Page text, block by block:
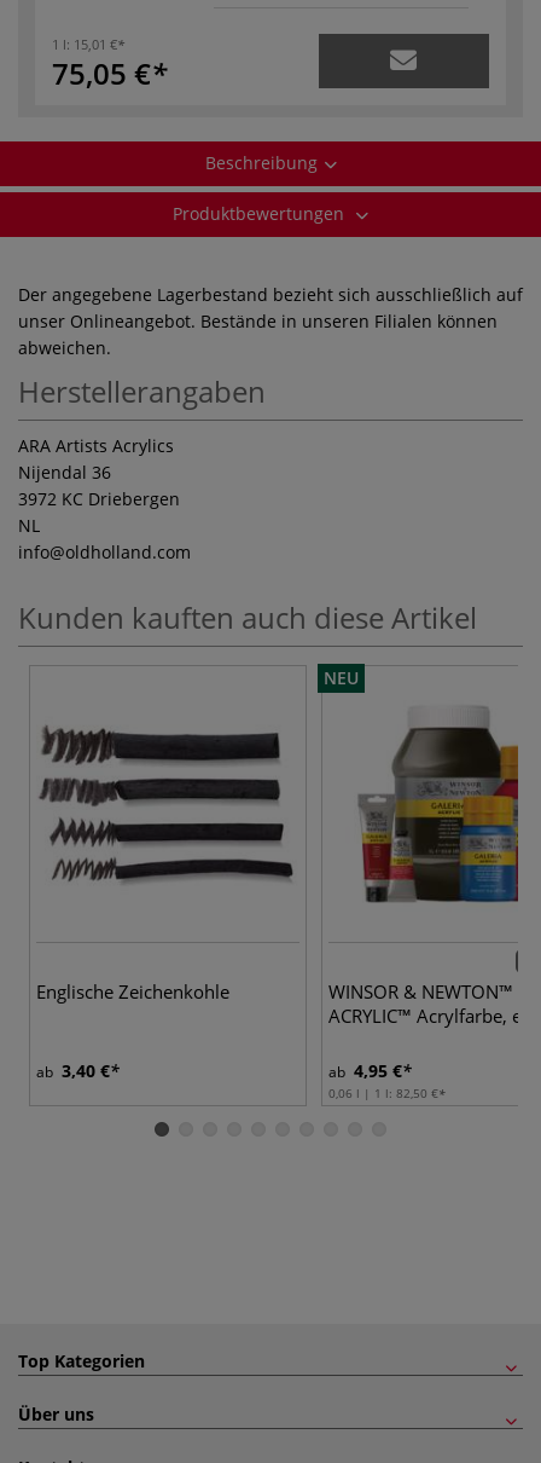
1 l: 15,01 €
75,05 €
Beschreibung
Produktbewertungen
Der angegebene Lagerbestand bezieht sich ausschließlich auf
unser Onlineangebot. Bestände in unseren Filialen können
abweichen.
Herstellerangaben
ARA Artists Acrylics
Nijendal 36
3972 KC Driebergen
NL
info@oldholland.com
Kunden kauften auch diese Artikel
Englische Zeichenkohle
ab 3,40 €
NEU
WINSOR & NEWTON™
ACRYLIC™ Acrylfarbe,
ab 4,95 €
0,06 l | 1 l: 82,50 €
Top Kategorien
Über uns